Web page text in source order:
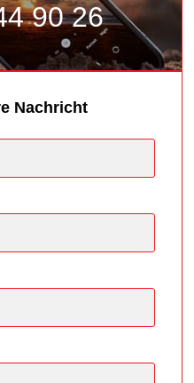
90 26
Nachricht